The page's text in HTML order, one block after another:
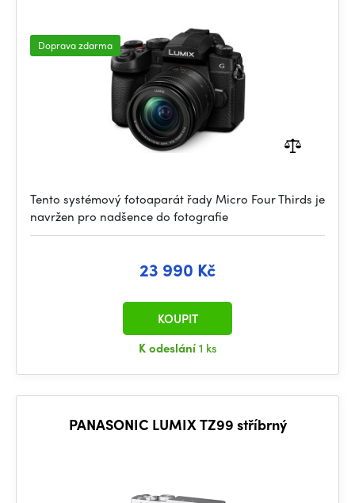
Doprava zdarma
Tento systémový fotoaparát řady Micro Four Thirds je
navržen pro nadšence do fotografie
23 990 Kč
K odeslání1 ks
KOUPIT
PANASONIC LUMIX TZ99 stříbrný